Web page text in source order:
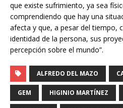
que existe sufrimiento, ya sea
comprendiendo que hay una
afecta y que, a pesar del tiempo,
identidad de la persona, sus
percepción sobre el mundo”.
ALFREDO DEL MAZO
GEM HIGINIO MARTÍNEZ